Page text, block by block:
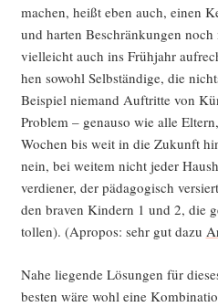
machen, heißt eben auch, einen
und har­ten Beschrän­kun­gen
viel­leicht auch ins Früh­jahr
hen sowohl Selb­stän­di­ge, die
Bei­spiel nie­mand Auf­trit­te von
Pro­blem – genau­so wie alle
Wochen bis weit in die Zukunft
nein, bei wei­tem nicht jeder
ver­die­ner, der päd­ago­gisch
den bra­ven Kin­dern 1 und 2, die
tol­len). (Apro­pos: sehr gut dazu
Nahe lie­gen­de Lösun­gen für
bes­ten wäre wohl eine